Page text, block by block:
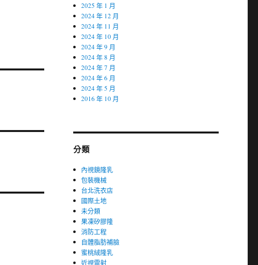
2025 年 1 月
2024 年 12 月
2024 年 11 月
2024 年 10 月
2024 年 9 月
2024 年 8 月
2024 年 7 月
2024 年 6 月
2024 年 5 月
2016 年 10 月
分類
內視鏡隆乳
包裝機械
台北洗衣店
國際土地
未分類
果凍矽膠隆
消防工程
自體脂肪補臉
蜜桃絨隆乳
近視雷射